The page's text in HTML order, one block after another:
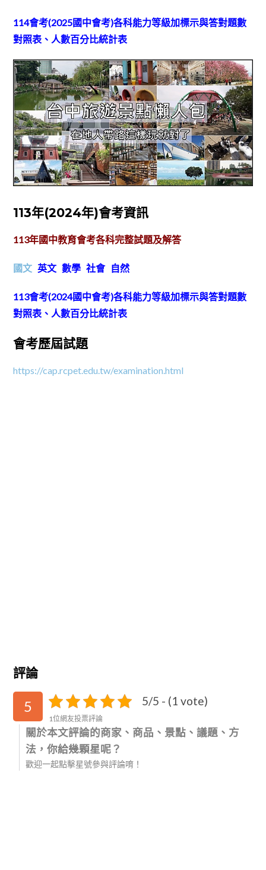
114會考(2025國中會考)各科能力等級加標示與答對題數
對照表、人數百分比統計表
113年(2024年)會考資訊
113年國中教育會考各科完整試題及解答
國文 英文 數學 社會 自然
113會考(2024國中會考)各科能力等級加標示與答對題數
對照表、人數百分比統計表
會考歷屆試題
https://cap.rcpet.edu.tw/examination.html
評論
5 5/5 - (1 vote)
1位網友投票評論
關於本文評論的商家、商品、景點、議題、方
法，你給幾顆星呢？
歡迎一起點擊星號參與評論唷！